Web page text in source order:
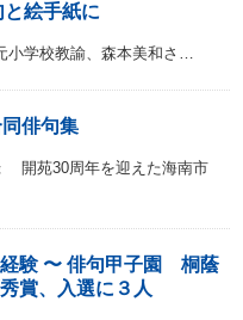
絵手紙に
学校教諭、森本美和さ…
俳句集
開苑30周年を迎えた海南市
経験 〜 俳句甲子園 桐蔭
賞、入選に３人